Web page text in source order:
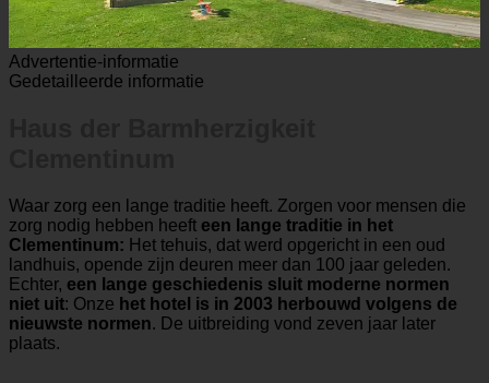
Advertentie-informatie
Waar zorg een lange traditie heeft. Zorgen voor mensen die
zorg nodig hebben heefteen lange traditie in het
Clementinum:Het tehuis, dat werd opgericht in een oud
landhuis, opende zijn deuren meer dan 100 jaar geleden.
Echter,een lange geschiedenis sluit moderne normen
niet uit: Onzehet hotel is in 2003 herbouwd volgens de
nieuwste normen